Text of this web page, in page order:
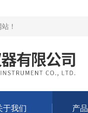
站 ！
于我们 产